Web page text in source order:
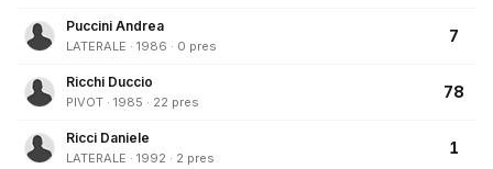
Puccini Andrea
LATERALE · 1986 · 0 pres
7
Ricchi Duccio
PIVOT · 1985 · 22 pres
78
Ricci Daniele
LATERALE · 1992 · 2 pres
1